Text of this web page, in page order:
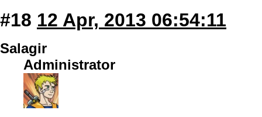
#18 12 Apr, 2013 06:54:11
Salagir
Administrator